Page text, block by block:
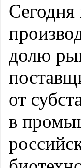
Сегодня
долю
от
в